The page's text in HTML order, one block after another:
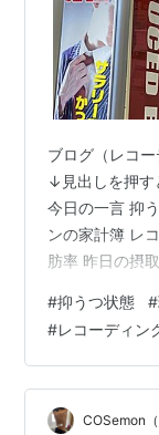
ブログ（レコ
↓見出しを押す
今日の一言 抑
ンの家計簿 レ
肪率 昨日の摂
ログ」です。
キング参加中
中ダイエット
#抑うつ状態 #
#レコーディン
COSemon